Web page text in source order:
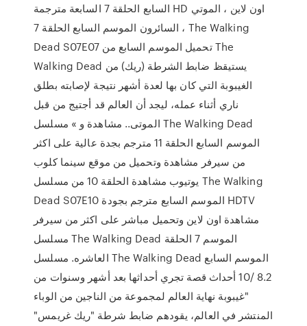
السابع الحلقة 7 السابعة مترجمة HD اون لاين ، الموتي
السائرون الموسم السابع الحلقة 7 ، The Walking
Dead S07E07 تحميل الموسم السابع من The
Walking Dead يستيقظ ضابط الشرطة (ريك) من
الغيبوبة التي كان بها لعدة أشهر نتيجة ﻹصابته بطلق
ناري أثناء عمله، ليجد أن العالم قد أجتيج من قبل
الموتى.. مشاهدة و » مسلسل The Walking Dead
الموسم السابع الحلقة 11 مترجم بجدة عالية على اكثر
من سيرفر مشاهدة وتحميل من موقع سينما كلوب
يوتيوب مشاهدة الحلقة 10 من مسلسل The Walking
Dead S07E10 الموسم السابع مترجم بجودة HDTV
مشاهدة اون لاين وتحميل مباشر على اكثر من سيرفر
مسلسل The Walking Dead الموسم 7 الحلقة
العاشره. مسلسل The Walking Dead الموسم السابع
8.2 /10 أحداث قصة تجري أحداثها بعد أشهر وسنوات من
"غيبوبة نهاية العالم لمجموعة من الناجين من الوباء
المنتشر في العالم، يقودهم ضابط شرطة "ريك غريمس"